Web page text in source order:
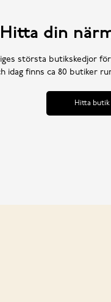
Hitta din
största butikskedjor
idag finns ca 80 butiker
Hitta butik